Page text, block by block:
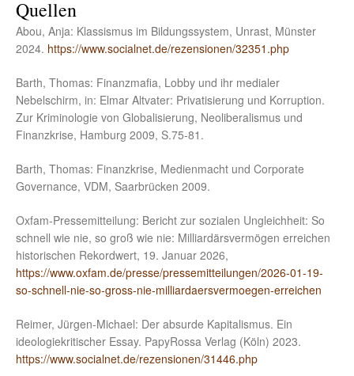
Quellen
Abou, Anja: Klassismus im Bildungssystem, Unrast, Münster
2024. https://www.socialnet.de/rezensionen/32351.php
Barth, Thomas: Finanzmafia, Lobby und ihr medialer
Nebelschirm, in: Elmar Altvater: Privatisierung und Korruption.
Zur Kriminologie von Globalisierung, Neoliberalismus und
Finanzkrise, Hamburg 2009, S.75-81.
Barth, Thomas: Finanzkrise, Medienmacht und Corporate
Governance, VDM, Saarbrücken 2009.
Oxfam-Pressemitteilung: Bericht zur sozialen Ungleichheit: So
schnell wie nie, so groß wie nie: Milliardärsvermögen erreichen
historischen Rekordwert, 19. Januar 2026,
https://www.oxfam.de/presse/pressemitteilungen/2026-01-19-
so-schnell-nie-so-gross-nie-milliardaersvermoegen-erreichen
Reimer, Jürgen-Michael: Der absurde Kapitalismus. Ein
ideologiekritischer Essay. PapyRossa Verlag (Köln) 2023.
https://www.socialnet.de/rezensionen/31446.php